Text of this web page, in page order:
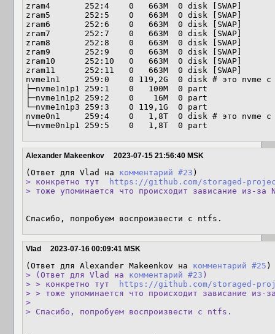
zram4       252:4    0   663M  0 disk [SWAP]
zram5       252:5    0   663M  0 disk [SWAP]
zram6       252:6    0   663M  0 disk [SWAP]
zram7       252:7    0   663M  0 disk [SWAP]
zram8       252:8    0   663M  0 disk [SWAP]
zram9       252:9    0   663M  0 disk [SWAP]
zram10      252:10   0   663M  0 disk [SWAP]
zram11      252:11   0   663M  0 disk [SWAP]
nvme1n1     259:0    0 119,2G  0 disk # это nvme с
├─nvme1n1p1 259:1    0   100M  0 part
├─nvme1n1p2 259:2    0    16M  0 part
└─nvme1n1p3 259:3    0 119,1G  0 part
nvme0n1     259:4    0   1,8T  0 disk # это nvme
└─nvme0n1p1 259:5    0   1,8T  0 part
Alexander Makeenkov 2023-07-15 21:56:40 MSK
(Ответ для Vlad на комментарий #23
> конкретно тут
https://github.com/storaged-
> тоже упоминается что происходит зависание из-за
Спасибо, попробуем воспроизвести с ntfs.
Vlad 2023-07-16 00:09:41 MSK
(Ответ для Alexander Makeenkov на комментарий #25
> (Ответ для Vlad на комментарий #23 )
> > конкретно тут
https://github.com/storaged-
> > тоже упоминается что происходит зависание из-
>
> Спасибо, попробуем воспроизвести с ntfs.